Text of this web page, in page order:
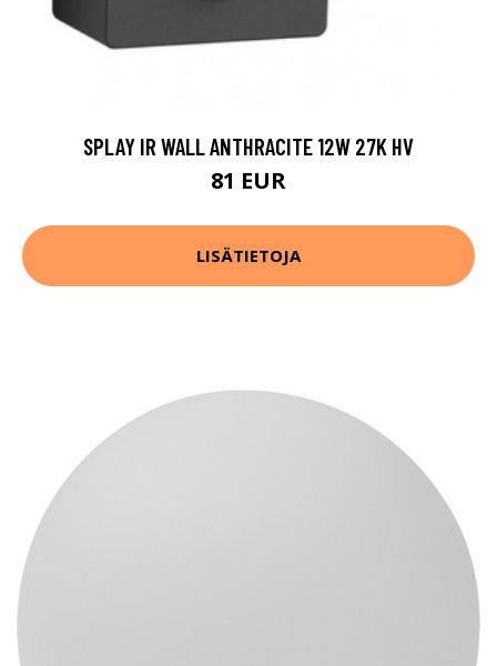
SPLAY IR WALL ANTHRACITE 12W 27K HV
81 EUR
LISÄTIETOJA